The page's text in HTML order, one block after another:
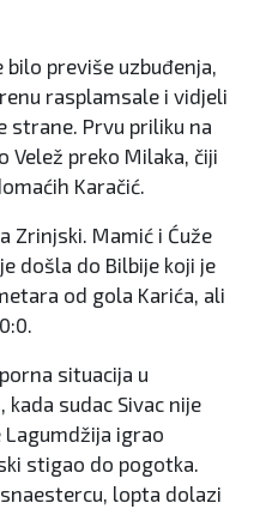
previše uzbuđenja,
rasplamsale i vidjeli
strane. Prvu priliku na
Velež preko Milaka, čiji
Karačić.
Zrinjski. Mamić i Ćuže
došla do Bilbije koji je
od gola Karića, ali
situacija u
sudac Sivac nije
igrao
stigao do pogotka.
lopta dolazi